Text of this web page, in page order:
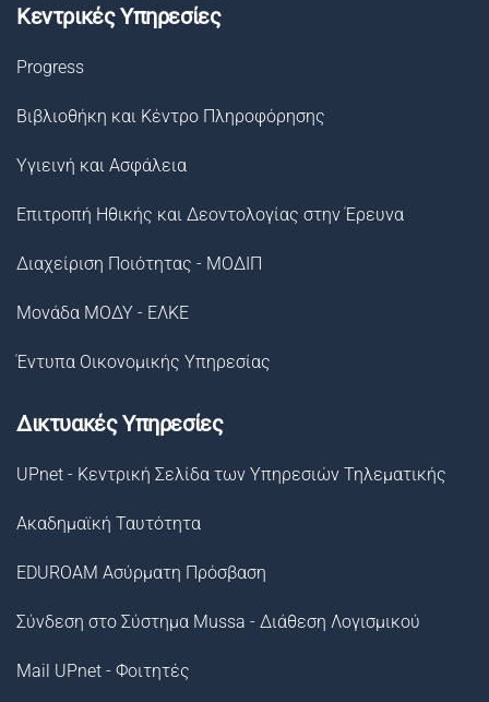
Κεντρικές Υπηρεσίες
Progress
Βιβλιοθήκη και Κέντρο Πληροφόρησης
Υγιεινή και Ασφάλεια
Επιτροπή Ηθικής και Δεοντολογίας στην Έρευνα
Διαχείριση Ποιότητας - ΜΟΔΙΠ
Μονάδα ΜΟΔΥ - ΕΛΚΕ
Έντυπα Οικονομικής Υπηρεσίας
Δικτυακές Υπηρεσίες
UPnet - Κεντρική Σελίδα των Υπηρεσιών Τηλεματικής
Ακαδημαϊκή Ταυτότητα
EDUROAM Ασύρματη Πρόσβαση
Σύνδεση στο Σύστημα Μussa - Διάθεση Λογισμικού
Mail UPnet - Φοιτητές